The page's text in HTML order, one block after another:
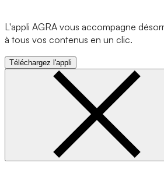
L'appli AGRA vous accompagne
à tous vos contenus en un clic.
Téléchargez l'appli